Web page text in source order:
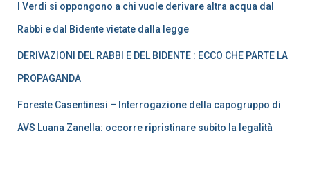
I Verdi si oppongono a chi vuole derivare altra acqua dal
Rabbi e dal Bidente vietate dalla legge
DERIVAZIONI DEL RABBI E DEL BIDENTE : ECCO CHE PARTE LA
PROPAGANDA
Foreste Casentinesi – Interrogazione della capogruppo di
AVS Luana Zanella: occorre ripristinare subito la legalità